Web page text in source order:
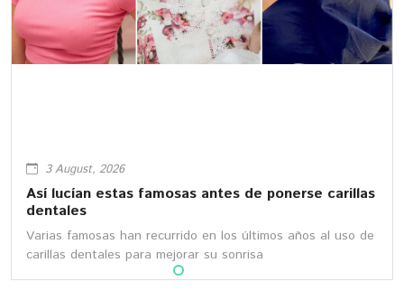
3 August, 2026
Así lucían estas famosas antes de ponerse carillas
dentales
Varias famosas han recurrido en los últimos años al uso de
carillas dentales para mejorar su sonrisa